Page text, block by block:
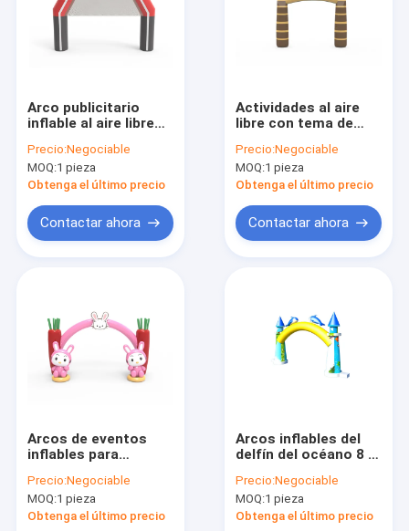
Arco publicitario
inflable al aire libre
de fiesta
Precio:Negociable
MOQ:1 pieza
Obtenga el último precio
Contactar ahora
Actividades al aire
libre con tema de
para eventos de
fiesta
Precio:Negociable
MOQ:1 pieza
Obtenga el último precio
Contactar ahora
Arcos de eventos
inflables para
libre 6 * 6m
Precio:Negociable
MOQ:1 pieza
Obtenga el último precio
Arcos inflables del
delfín del océano 8 *
fiesta Publicidad al
aire libre
Precio:Negociable
MOQ:1 pieza
Obtenga el último precio